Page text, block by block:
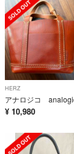
HERZ
¥ 10,980